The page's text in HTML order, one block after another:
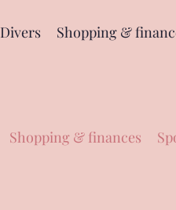
Divers Shopping &
Shopping & finances